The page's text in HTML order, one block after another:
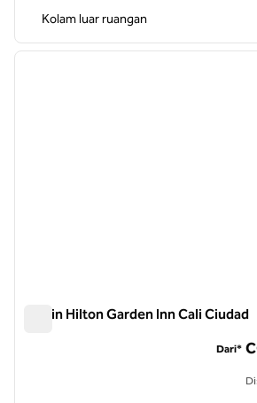
Kolam luar ruangan
1 dari 12
Jardin Hilton Garden Inn Cali Ciudad
Dari*